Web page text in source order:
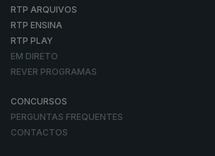
RTP ARQUIVOS
RTP ENSINA
RTP PLAY
EM DIRETO
REVER PROGRAMAS
CONCURSOS
PERGUNTAS FREQUENTES
CONTACTOS